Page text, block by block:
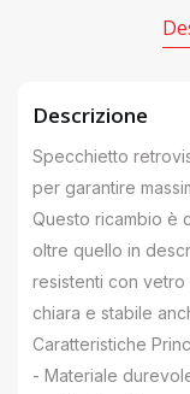
Descrizione
Specchietto
per garantire
Questo ricambio è
oltre quello in
resistenti con
chiara e stabile
Caratteristiche
- Materiale